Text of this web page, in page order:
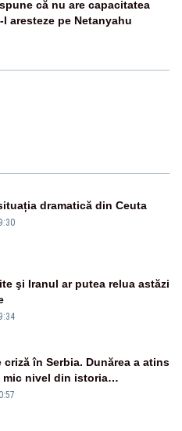
că nu are capacitatea
aresteze pe Netanyahu
dramatică din Ceuta
şi Iranul ar putea relua astăzi
criză în Serbia. Dunărea a atins
mic nivel din istoria
Se prefigurează restricții